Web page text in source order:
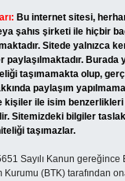
Bu internet sitesi,
şahıs şirketi ile hiçbir
Sitede yalnızca
paylaşılmaktadır. Burada
taşımamakta olup,
paylaşım
kişiler ile isim
Sitemizdeki bilgiler
taşımazlar.
Sayılı Kanun
Kurumu (BTK) tarafından